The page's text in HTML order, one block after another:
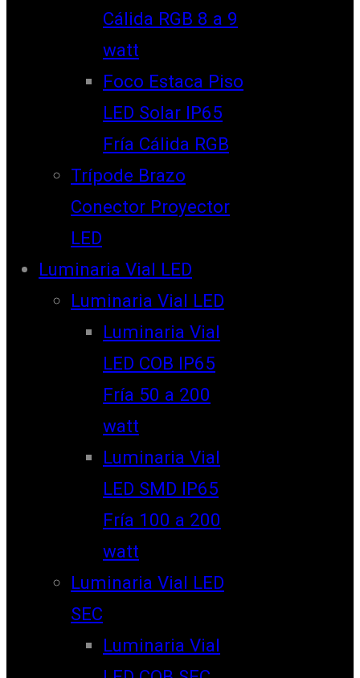
Cálida RGB 8 a 9
watt
Foco Estaca Piso
LED Solar IP65
Fría Cálida RGB
Trípode Brazo
Conector Proyector
LED
Luminaria Vial LED
Luminaria Vial LED
Luminaria Vial
LED COB IP65
Fría 50 a 200
watt
Luminaria Vial
LED SMD IP65
Fría 100 a 200
watt
Luminaria Vial LED
SEC
Luminaria Vial